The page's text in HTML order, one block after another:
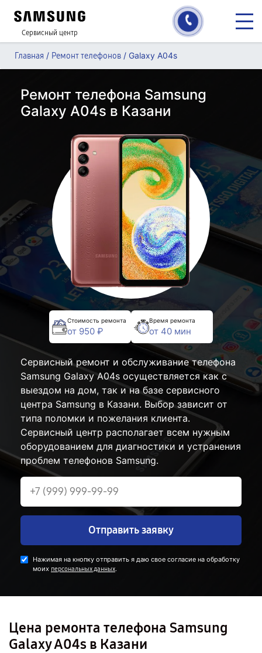
Сервисный центр
Главная / Ремонт телефонов / Galaxy A04s
Ремонт телефона Samsung
Galaxy A04s в Казани
Стоимость ремонта
от 950 ₽
Время ремонта
от 40 мин
Сервисный ремонт и обслуживание телефона
Samsung Galaxy A04s осуществляется как с
выездом на дом, так и на базе сервисного
центра Samsung в Казани. Выбор зависит от
типа поломки и пожелания клиента.
Сервисный центр располагает всем нужным
оборудованием для диагностики и устранения
проблем телефонов Samsung.
Отправить заявку
Нажимая на кнопку отправить я даю свое согласие на обработку
моих персональных данных.
Цена ремонта телефона Samsung
Galaxy A04s в Казани